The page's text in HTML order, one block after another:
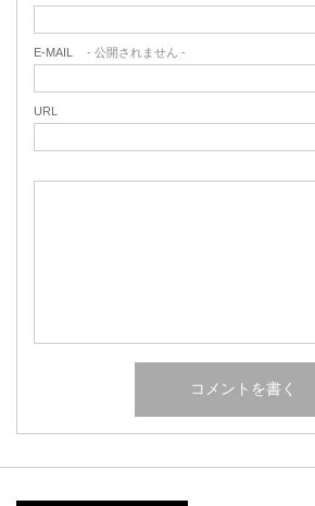
E-MAIL - 公開されません -
URL